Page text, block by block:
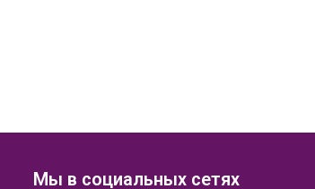
Мы в социальных сетях